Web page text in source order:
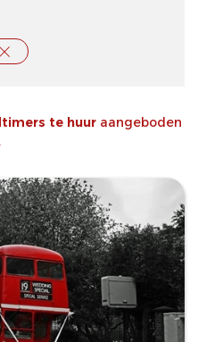
te huur aangeboden